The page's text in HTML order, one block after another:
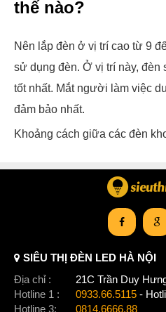
thế nào?
Nên lắp đèn ở vị trí cao từ 9
sử dụng đèn. Ở vị trí này, đèn
tốt nhất. Mắt người làm việc
đảm bảo nhất.
Khoảng cách giữa các đèn
SIÊU THỊ ĐÈN LED HÀ NỘI
Địa chỉ :
21C Trần Duy
Hotline 1 :
0933.66.5115 -
Hotline 3:
0814.6666.88